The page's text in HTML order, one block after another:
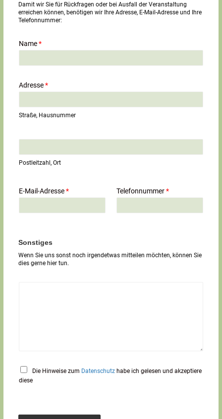
Damit wir Sie für Rückfragen oder bei Ausfall der Veranstaltung
erreichen können, benötigen wir Ihre Adresse, E-Mail-Adresse und Ihre
Telefonnummer:
Name*
Adresse*
Straße, Hausnummer
n
i
l
g
T
x
t
Postleitzahl, Ort
E-Mail-Adresse* Telefonnummer*
Sonstiges
Wenn Sie uns sonst noch irgendetwas mitteilen möchten, können Sie
dies gerne hier tun.
Die Hinweise zum Datenschutz habe ich gelesen und akzeptiere
diese